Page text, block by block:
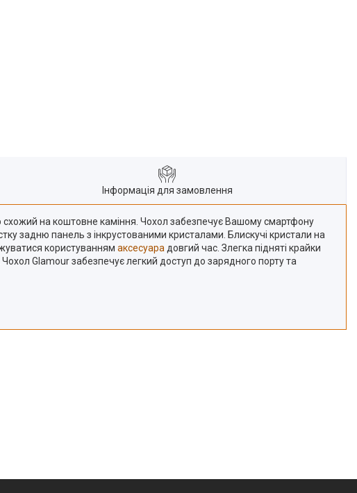
Інформація для замовлення
на коштовне каміння. Чохол забезпечує Вашому смартфону
задню панель з інкрустованими кристалами. Блискучі кристали на
користуванням аксесуара довгий час. Злегка підняті крайки
Glamour забезпечує легкий доступ до зарядного порту та